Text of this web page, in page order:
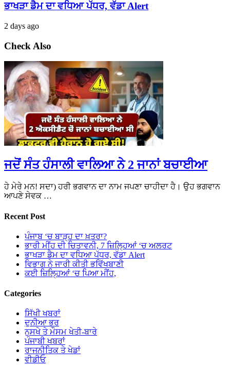
ਭਾਖੜਾ ਡੈਮ ਦਾ ਵਧਿਆ ਪੱਧਰ, ਵੱਡਾ Alert
2 days ago
Check Also
ਜਦੋਂ ਸੰਤ ਹੰਸਾਲੀ ਵਾਲਿਆ ਨੇ 2 ਜਾਨਾਂ ਬਚਾਈਆ
ਹੇ ਮੇਰੇ ਮਨ! ਸਦਾ) ਹਰੀ ਭਗਵਾਨ ਦਾ ਨਾਮ ਜਪਣਾ ਚਾਹੀਦਾ ਹੈ। ਉਹ ਭਗਵਾਨ
ਆਪਣੇ ਸੇਵਕ …
Recent Post
ਪੰਜਾਬ ‘ਚ ਬਾੜ੍ਹ ਦਾ ਖ਼ਤਰਾ?
ਭਾਰੀ ਮੀਂਹ ਦੀ ਚਿਤਾਵਨੀ, 7 ਜ਼ਿਲ੍ਹਿਆਂ ‘ਚ ਅਲਰਟ
ਭਾਖੜਾ ਡੈਮ ਦਾ ਵਧਿਆ ਪੱਧਰ, ਵੱਡਾ Alert
ਵਿਭਾਗ ਨੇ ਜਾਰੀ ਕੀਤੀ ਭਵਿੱਖਬਾਣੀ
ਕਈ ਜ਼ਿਲ੍ਹਿਆਂ ‘ਚ ਪਿਆ ਮੀਂਹ,
Categories
ਸਿੱਖੀ ਖਬਰਾਂ
ਦੁਨੀਆ ਭਰ
ਨੁਸਖੇ ਤੇ ਮੌਸਮ ਖੇਤੀ-ਬਾਰੇ
ਪੰਜਾਬੀ ਖਬਰਾਂ
ਰਾਜਨੀਤਿਕ ਤੇ ਖੇਡਾਂ
ਵੀਡੀਓ